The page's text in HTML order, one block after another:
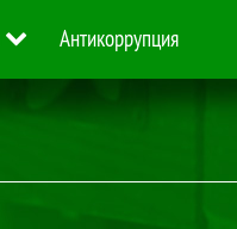
Антикоррупция